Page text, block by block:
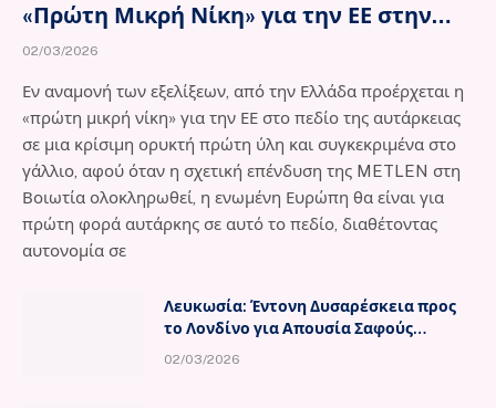
«Πρώτη Μικρή Νίκη» για την ΕΕ στην
Αυτάρκεια σε Κρίσιμες Ορυκτές Πρώτες
02/03/2026
Εν αναμονή των εξελίξεων, από την Ελλάδα προέρχεται η
«πρώτη μικρή νίκη» για την ΕΕ στο πεδίο της αυτάρκειας
σε μια κρίσιμη ορυκτή πρώτη ύλη και συγκεκριμένα στο
γάλλιο, αφού όταν η σχετική επένδυση της METLEN στη
Βοιωτία ολοκληρωθεί, η ενωμένη Ευρώπη θα είναι για
πρώτη φορά αυτάρκης σε αυτό το πεδίο, διαθέτοντας
αυτονομία σε
Λευκωσία: Έντονη Δυσαρέσκεια προς
το Λονδίνο για Απουσία Σαφούς
02/03/2026